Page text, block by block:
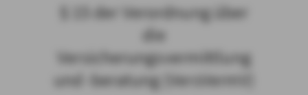
§ 15 der Verordnung über
die
Versicherungsvermittlung
und -beratung (VersVermV)